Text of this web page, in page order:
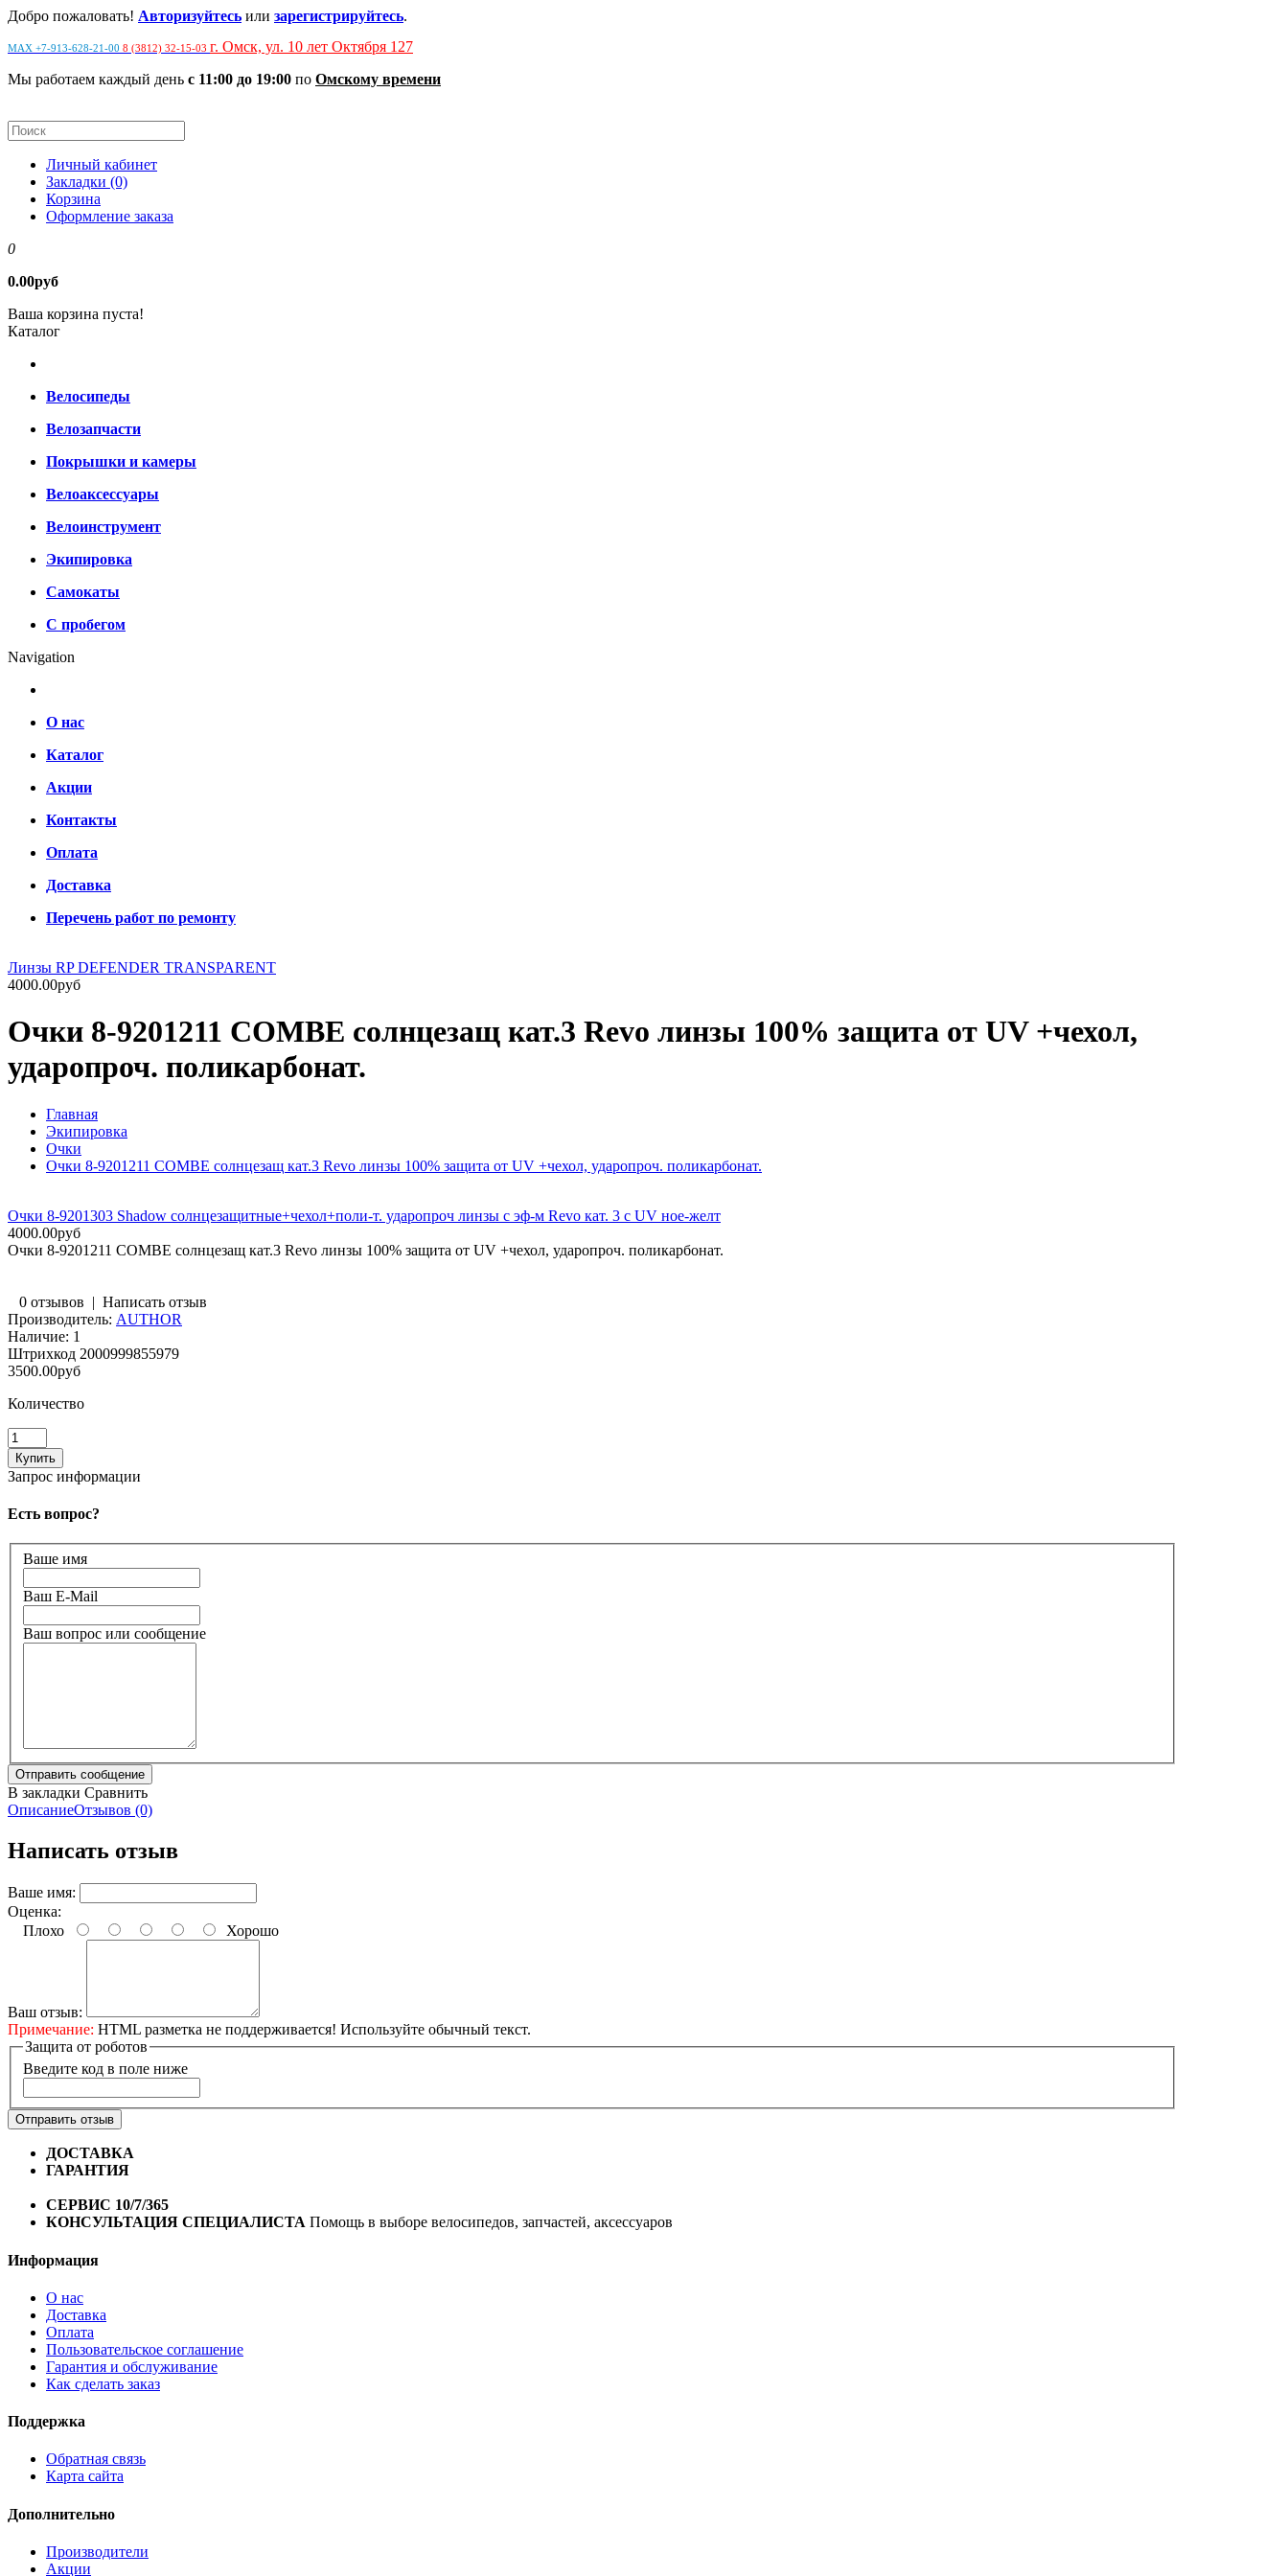
Добро пожаловать! Авторизуйтесь или зарегистрируйтесь.
MAX +7-913-628-21-00 8 (3812) 32-15-03 г. Омск, ул. 10 лет Октября 127
Мы работаем каждый день с 11:00 до 19:00 по Омскому времени
Личный кабинет
Закладки (0)
Корзина
Оформление заказа
0
0.00руб
Ваша корзина пуста!
Каталог
Велосипеды
Велозапчасти
Покрышки и камеры
Велоаксессуары
Велоинструмент
Экипировка
Самокаты
С пробегом
Navigation
О нас
Каталог
Акции
Контакты
Оплата
Доставка
Перечень работ по ремонту
Линзы RP DEFENDER TRANSPARENT
4000.00руб
Очки 8-9201211 COMBE солнцезащ кат.3 Revo линзы 100% защита от UV +чехол,
ударопроч. поликарбонат.
Главная
Экипировка
Очки
Очки 8-9201211 COMBE солнцезащ кат.3 Revo линзы 100% защита от UV +чехол, ударопроч. поликарбонат.
Очки 8-9201303 Shadow солнцезащитные+чехол+поли-т. ударопроч линзы с эф-м Revo кат. 3 с UV ное-желт
4000.00руб
Очки 8-9201211 COMBE солнцезащ кат.3 Revo линзы 100% защита от UV +чехол, ударопроч. поликарбонат.
0 отзывов | Написать отзыв
Производитель: AUTHOR
Наличие: 1
Штрихкод 2000999855979
3500.00руб
Количество
Запрос информации
Есть вопрос?
Ваше имя
Ваш E-Mail
Ваш вопрос или сообщение
В закладки Сравнить
ОписаниеОтзывов (0)
Написать отзыв
Ваше имя:
Оценка:
Плохо
Хорошо
Ваш отзыв:
Примечание: HTML разметка не поддерживается! Используйте обычный текст.
Защита от роботов
Введите код в поле ниже
Отправить отзыв
ДОСТАВКА
ГАРАНТИЯ
СЕРВИС 10/7/365
КОНСУЛЬТАЦИЯ СПЕЦИАЛИСТА Помощь в выборе велосипедов, запчастей, аксессуаров
Информация
О нас
Доставка
Оплата
Пользовательское соглашение
Гарантия и обслуживание
Как сделать заказ
Поддержка
Обратная связь
Карта сайта
Дополнительно
Производители
Акции